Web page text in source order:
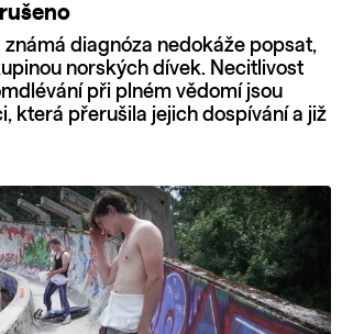
diagnóza nedokáže popsat,
norských dívek. Necitlivost
při plném vědomí jsou
která přerušila jejich dospívání a již